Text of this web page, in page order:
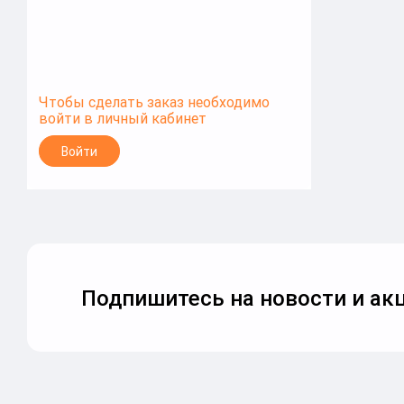
Чтобы сделать заказ необходимо
войти в личный кабинет
Войти
Подпишитесь на новости и